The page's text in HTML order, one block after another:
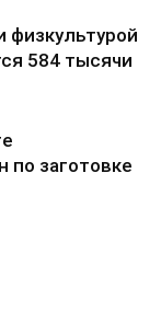
физкультурой
584 тысячи
по заготовке